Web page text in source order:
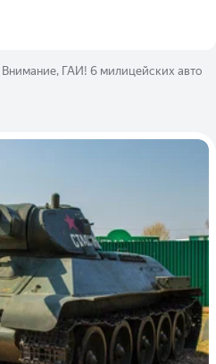
Внимание, ГАИ! 6 милицейских